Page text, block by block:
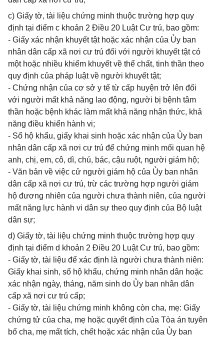
c) Giấy tờ, tài liệu chứng minh thuộc trường hợp quy
định tại điểm c khoản 2 Điều 20 Luật Cư trú, bao gồm:
- Giấy xác nhận khuyết tật hoặc xác nhận của Ủy ban
nhân dân cấp xã nơi cư trú đối với người khuyết tật có
một hoặc nhiều khiếm khuyết về thể chất, tinh thần theo
quy định của pháp luật về người khuyết tật;
- Chứng nhận của cơ sở y tế từ cấp huyện trở lên đối
với người mất khả năng lao động, người bị bệnh tâm
thần hoặc bệnh khác làm mất khả năng nhận thức, khả
năng điều khiển hành vi;
- Sổ hộ khẩu, giấy khai sinh hoặc xác nhận của Ủy ban
nhân dân cấp xã nơi cư trú để chứng minh mối quan hệ
anh, chị, em, cô, dì, chú, bác, cậu ruột, người giám hộ;
- Văn bản về việc cử người giám hộ của Ủy ban nhân
dân cấp xã nơi cư trú, trừ các trường hợp người giám
hộ đương nhiên của người chưa thành niên, của người
mất năng lực hành vi dân sự theo quy định của Bộ luật
dân sự;
d) Giấy tờ, tài liệu chứng minh thuộc trường hợp quy
định tại điểm d khoản 2 Điều 20 Luật Cư trú, bao gồm:
- Giấy tờ, tài liệu để xác định là người chưa thành niên:
Giấy khai sinh, sổ hộ khẩu, chứng minh nhân dân hoặc
xác nhận ngày, tháng, năm sinh do Ủy ban nhân dân
cấp xã nơi cư trú cấp;
- Giấy tờ, tài liệu chứng minh không còn cha, mẹ: Giấy
chứng tử của cha, mẹ hoặc quyết định của Tòa án tuyên
bố cha, mẹ mất tích, chết hoặc xác nhận của Ủy ban